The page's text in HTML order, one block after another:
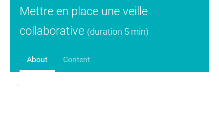
Mettre en place une veille
collaborative (duration 5 min)
About Content